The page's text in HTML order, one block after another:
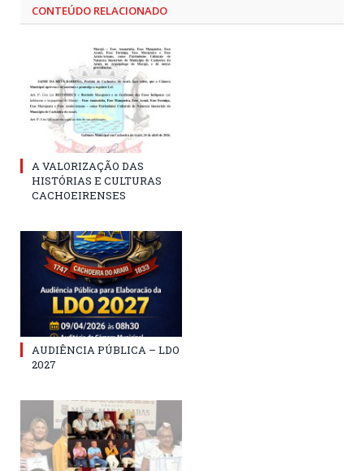
CONTEÚDO RELACIONADO
A VALORIZAÇÃO DAS
HISTÓRIAS E CULTURAS
CACHOEIRENSES
AUDIÊNCIA PÚBLICA – LDO
2027